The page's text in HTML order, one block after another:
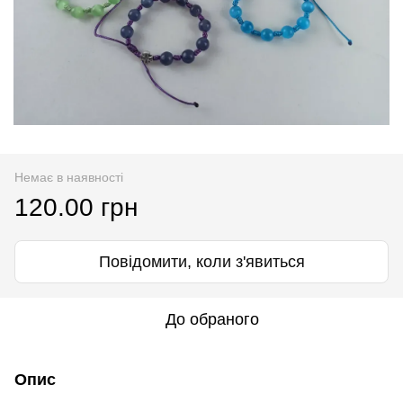
Немає в наявності
120.00 грн
Повідомити, коли з'явиться
До обраного
Опис